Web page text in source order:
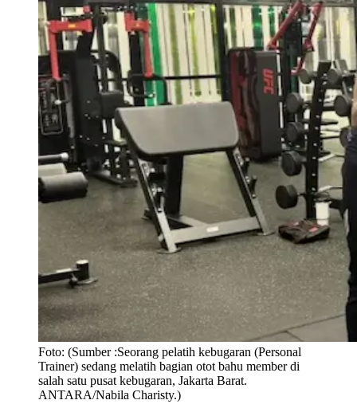
Foto: (Sumber :Seorang pelatih kebugaran (Personal
Trainer) sedang melatih bagian otot bahu member di
salah satu pusat kebugaran, Jakarta Barat.
ANTARA/Nabila Charisty.)